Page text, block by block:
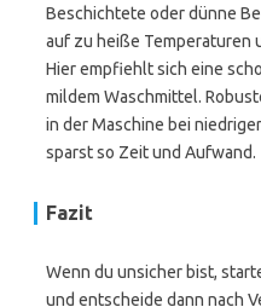
Beschichtete oder dünne
auf zu heiße Temperaturen
Hier empfiehlt sich eine
mildem Waschmittel.
in der Maschine bei
sparst so Zeit und Aufwand.
Fazit
Wenn du unsicher bist,
und entscheide dann nach